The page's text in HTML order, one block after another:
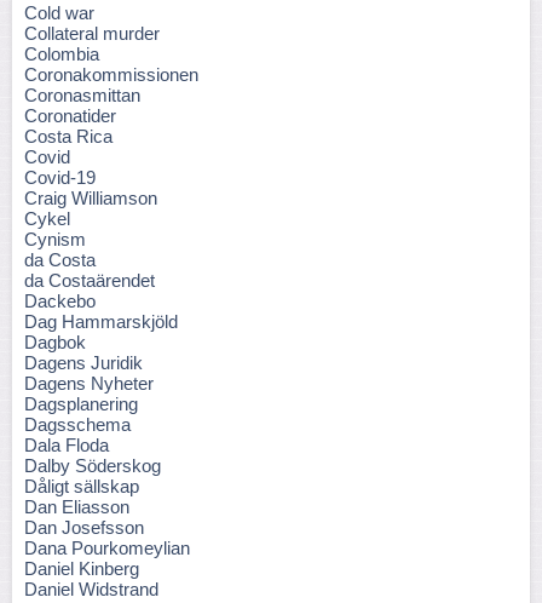
Cold war
Collateral murder
Colombia
Coronakommissionen
Coronasmittan
Coronatider
Costa Rica
Covid
Covid-19
Craig Williamson
Cykel
Cynism
da Costa
da Costaärendet
Dackebo
Dag Hammarskjöld
Dagbok
Dagens Juridik
Dagens Nyheter
Dagsplanering
Dagsschema
Dala Floda
Dalby Söderskog
Dåligt sällskap
Dan Eliasson
Dan Josefsson
Dana Pourkomeylian
Daniel Kinberg
Daniel Widstrand